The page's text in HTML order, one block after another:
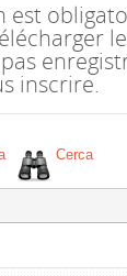
est
inscrire.
Cerca